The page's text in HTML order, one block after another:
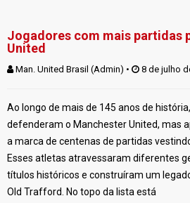
Jogadores com mais partidas
United
Man. United Brasil (Admin) • 8 de julho
Ao longo de mais de 145 anos de
defenderam o Manchester United, mas
a marca de centenas de partidas
Esses atletas atravessaram diferentes
títulos históricos e construíram um
Old Trafford. No topo da lista está